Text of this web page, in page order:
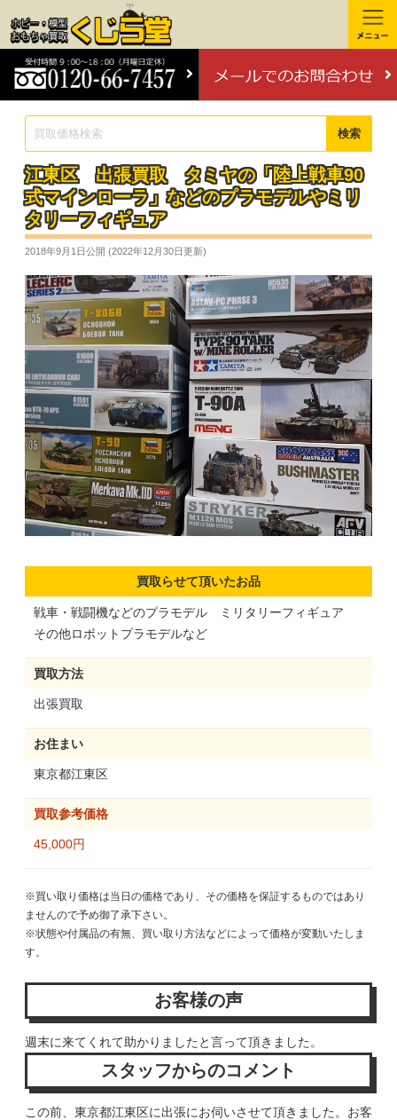
検索
江東区 出張買取 タミヤの「陸上戦車90
式マインローラ」などのプラモデルやミリ
タリーフィギュア
2018年9月1日公開 (2022年12月30日 更新)
買取らせて頂いたお品
戦車・戦闘機などのプラモデル ミリタリーフィギュア
その他ロボットプラモデルなど
買取方法
出張買取
お住まい
東京都江東区
買取参考価格
45,000円
※買い取り価格は当日の価格であり、その価格を保証するものではあり
ませんので予め御了承下さい。
※状態や付属品の有無、買い取り方法などによって価格が変動いたしま
す。
お客様の声
週末に来てくれて助かりましたと言って頂きました。
スタッフからのコメント
この前、東京都江東区に出張にお伺いさせて頂きました。お客